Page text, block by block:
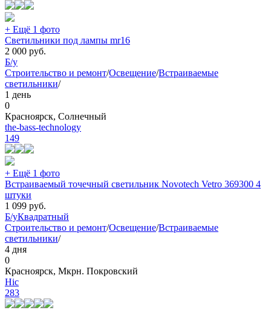
+ Ещё 1 фото
Светильники под лампы mr16
2 000 руб.
Б/у
Строительство и ремонт/Освещение/Встраиваемые
светильники/
1 день
0
Красноярск, Солнечный
the-bass-technology
149
+ Ещё 1 фото
Встраиваемый точечный светильник Novotech Vetro 369300 4
штуки
1 099 руб.
Б/уКвадратный
Строительство и ремонт/Освещение/Встраиваемые
светильники/
4 дня
0
Красноярск, Мкрн. Покровский
Hic
283